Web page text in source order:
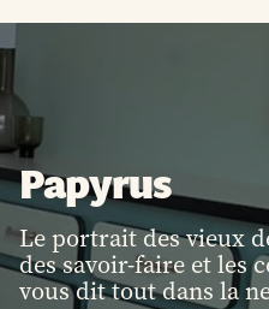
Papyrus
Le portrait des vieux
des savoir-faire et les
vous dit tout dans la